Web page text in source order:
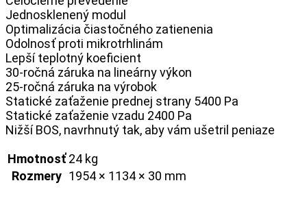
Jednosklenený modul
Optimalizácia čiastočného zatienenia
Odolnosť proti mikrotrhlinám
Lepší teplotný koeficient
30-ročná záruka na lineárny výkon
25-ročná záruka na výrobok
Statické zaťaženie prednej strany 5400 Pa
Statické zaťaženie vzadu 2400 Pa
Nižší BOS, navrhnutý tak, aby vám ušetril peniaze
Hmotnosť 24 kg
Rozmery 1954 × 1134 × 30 mm